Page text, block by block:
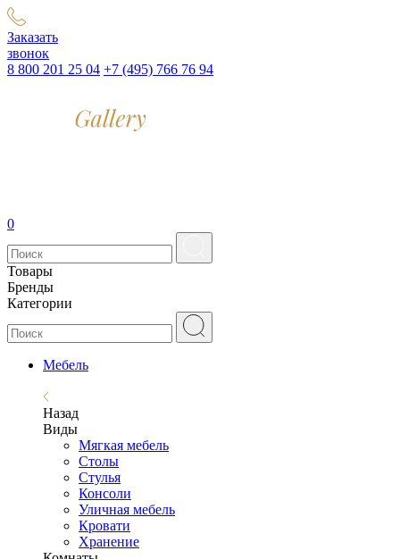
Заказать
звонок
8 800 201 25 04 +7 (495) 766 76 94
0
Товары
Бренды
Категории
Мебель
Назад
Виды
Мягкая мебель
Столы
Стулья
Консоли
Уличная мебель
Кровати
Хранение